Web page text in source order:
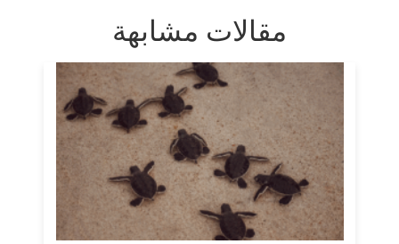
مقالات مشابهة